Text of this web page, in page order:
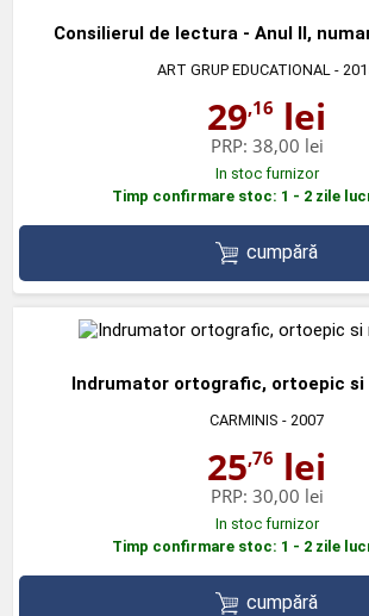
Consilierul de lectura - Anul II,
ART GRUP EDUCATIONAL -
29,16 lei
PRP: 38,00 lei
In stoc furnizor
Timp confirmare stoc: 1 - 2 zile
cumpără
Indrumator ortografic, ortoepic si
CARMINIS - 2007
25,76 lei
PRP: 30,00 lei
In stoc furnizor
Timp confirmare stoc: 1 - 2 zile
cumpără